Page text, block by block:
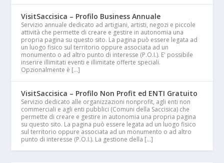
VisitSaccisica – Profilo Business Annuale
Servizio annuale dedicato ad artigiani, artisti, negozi e piccole
attività che permette di creare e gestire in autonomia una
propria pagina su questo sito. La pagina può essere legata ad
un luogo fisico sul territorio oppure associata ad un
monumento o ad altro punto di interesse (P.O.I.). E' possibile
inserire illimitati eventi e illimitate offerte speciali.
Opzionalmente è […]
VisitSaccisica – Profilo Non Profit ed ENTI Gratuito
Servizio dedicato alle organizzazioni nonprofit, agli enti non
commerciali e agli enti pubblici (Comuni della Saccisica) che
permette di creare e gestire in autonomia una propria pagina
su questo sito. La pagina può essere legata ad un luogo fisico
sul territorio oppure associata ad un monumento o ad altro
punto di interesse (P.O.I.). La gestione della […]